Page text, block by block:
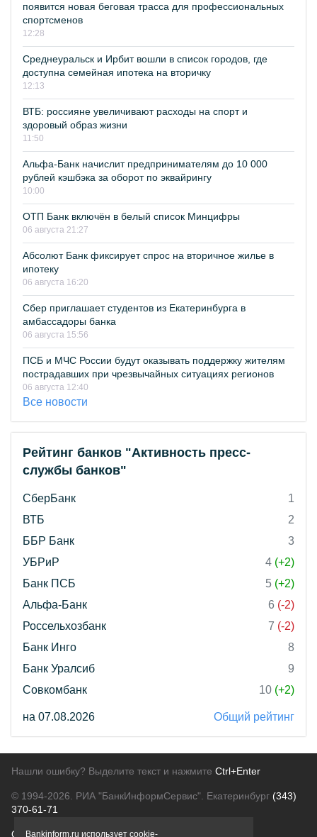
появится новая беговая трасса для профессиональных
спортсменов
12:28
Среднеуральск и Ирбит вошли в список городов, где
доступна семейная ипотека на вторичку
12:13
ВТБ: россияне увеличивают расходы на спорт и
здоровый образ жизни
11:50
Альфа-Банк начислит предпринимателям до 10 000
рублей кэшбэка за оборот по эквайрингу
10:00
ОТП Банк включён в белый список Минцифры
06 августа 21:27
Абсолют Банк фиксирует спрос на вторичное жилье в
ипотеку
06 августа 16:20
Сбер приглашает студентов из Екатеринбурга в
амбассадоры банка
06 августа 15:56
ПСБ и МЧС России будут оказывать поддержку жителям
пострадавших при чрезвычайных ситуациях регионов
06 августа 12:40
Все новости
Рейтинг банков "Активность пресс-
службы банков"
СберБанк
1
ВТБ
2
ББР Банк
3
УБРиР
4 (+2)
Банк ПСБ
5 (+2)
Альфа-Банк
6 (-2)
Россельхозбанк
7 (-2)
Банк Инго
8
Банк Уралсиб
9
Совкомбанк
10 (+2)
на 07.08.2026 Общий рейтинг
Нашли ошибку? Выделите текст и нажмите Ctrl+Enter
© 1994-2026. РИА "БанкИнформСервис". Екатеринбург (343)
370-61-71
О проектеПолитика конфиденциальности
Bankinform.ru использует cookie-